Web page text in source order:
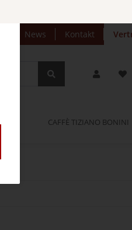
News Kontakt
CAFFÈ TIZIANO BONINI